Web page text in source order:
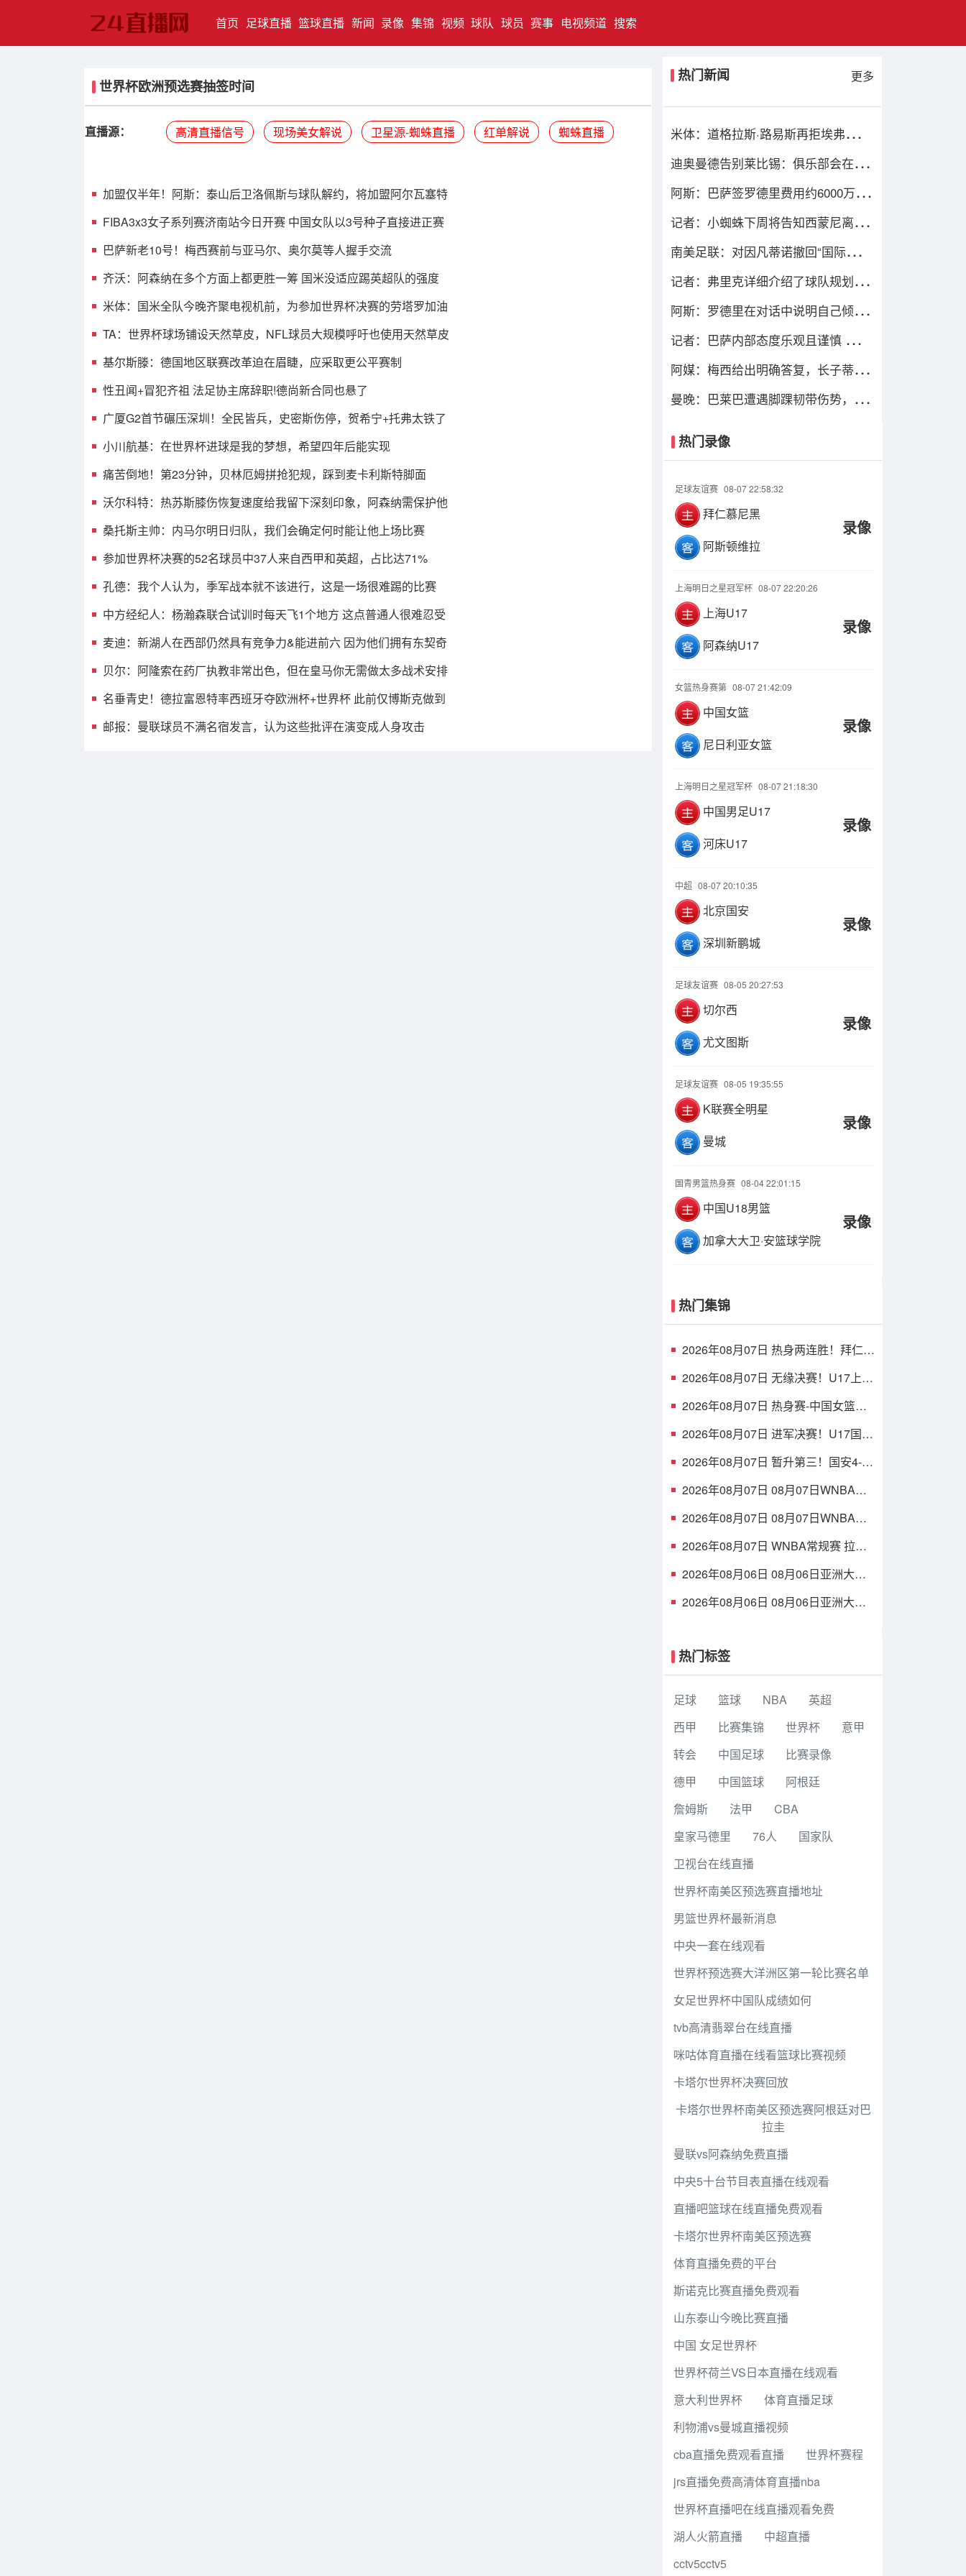
首页 (current)
足球直播 篮球直播 新闻 录像 集锦 视频 球队 球员 赛事 电视频道 搜索
世界杯欧洲预选赛抽签时间
直播源： 高清直播信号 现场美女解说 卫星源-蜘蛛直播 红单解说 蜘蛛直播
加盟仅半年！阿斯：泰山后卫洛佩斯与球队解约，将加盟阿尔瓦塞特
FIBA3x3女子系列赛济南站今日开赛 中国女队以3号种子直接进正赛
巴萨新老10号！梅西赛前与亚马尔、奥尔莫等人握手交流
齐沃：阿森纳在多个方面上都更胜一筹 国米没适应踢英超队的强度
米体：国米全队今晚齐聚电视机前，为参加世界杯决赛的劳塔罗加油
TA：世界杯球场铺设天然草皮，NFL球员大规模呼吁也使用天然草皮
基尔斯滕：德国地区联赛改革迫在眉睫，应采取更公平赛制
性丑闻+冒犯齐祖 法足协主席辞职!德尚新合同也悬了
广厦G2首节碾压深圳！全民皆兵，史密斯伤停，贺希宁+托弗太铁了
小川航基：在世界杯进球是我的梦想，希望四年后能实现
痛苦倒地！第23分钟，贝林厄姆拼抢犯规，踩到麦卡利斯特脚面
沃尔科特：热苏斯膝伤恢复速度给我留下深刻印象，阿森纳需保护他
桑托斯主帅：内马尔明日归队，我们会确定何时能让他上场比赛
参加世界杯决赛的52名球员中37人来自西甲和英超，占比达71%
孔德：我个人认为，季军战本就不该进行，这是一场很难踢的比赛
中方经纪人：杨瀚森联合试训时每天飞1个地方 这点普通人很难忍受
麦迪：新湖人在西部仍然具有竞争力&能进前六 因为他们拥有东契奇
贝尔：阿隆索在药厂执教非常出色，但在皇马你无需做太多战术安排
名垂青史！德拉富恩特率西班牙夺欧洲杯+世界杯 此前仅博斯克做到
邮报：曼联球员不满名宿发言，认为这些批评在演变成人身攻击
热门新闻 更多
米体：道格拉斯·路易斯再拒埃弗顿，
迪奥曼德告别莱比锡：俱乐部会在我
阿斯：巴萨签罗德里费用约6000万欧
记者：小蜘蛛下周将告知西蒙尼离队
南美足联：对因凡蒂诺撤回“国际足联
记者：弗里克详细介绍了球队规划，
阿斯：罗德里在对话中说明自己倾向
记者：巴萨内部态度乐观且谨慎 感觉
阿媒：梅西给出明确答复，长子蒂亚
曼晚：巴莱巴遭遇脚踝韧带伤势，曼
热门录像
足球友谊赛 08-07 22:58:32
拜仁慕尼黑
阿斯顿维拉
录像
上海明日之星冠军杯 08-07 22:20:26
上海U17
阿森纳U17
录像
女篮热身赛第 08-07 21:42:09
中国女篮
尼日利亚女篮
录像
上海明日之星冠军杯 08-07 21:18:30
中国男足U17
河床U17
录像
中超 08-07 20:10:35
北京国安
深圳新鹏城
录像
足球友谊赛 08-05 20:27:53
切尔西
尤文图斯
录像
足球友谊赛 08-05 19:35:55
K联赛全明星
曼城
录像
国青男篮热身赛 08-04 22:01:15
中国U18男篮
加拿大大卫·安篮球学院
录像
热门集锦
2026年08月07日 热身两连胜！拜仁2-
建功
2026年08月07日 无缘决赛！U17上海
王启戎扑点
2026年08月07日 热身赛-中国女篮险
2026年08月07日 进军决赛！U17国足
补两扑点
2026年08月07日 暂升第三！国安4-0
法比奥破门
2026年08月07日 08月07日WNBA常
集锦
2026年08月07日 08月07日WNBA常
猫 全场集锦
2026年08月07日 WNBA常规赛 拉斯
场集锦
2026年08月06日 08月06日亚洲大学
律宾大学 集锦
2026年08月06日 08月06日亚洲大学
热门标签
足球 篮球 NBA
英超
西甲
比赛集锦 世界杯
意甲
转会
中国足球
比赛录像
德甲
中国篮球
阿根廷
詹姆斯
法甲
CBA
皇家马德里
76人
国家队
卫视台在线直播
世界杯南美区预选赛直播地址
男篮世界杯最新消息
中央一套在线观看
世界杯预选赛大洋洲区第一轮比赛名单
女足世界杯中国队成绩如何
tvb高清翡翠台在线直播
咪咕体育直播在线看篮球比赛视频
卡塔尔世界杯决赛回放
卡塔尔世界杯南美区预选赛阿根廷对巴
拉圭
曼联vs阿森纳免费直播
中央5十台节目表直播在线观看
直播吧篮球在线直播免费观看
卡塔尔世界杯南美区预选赛
体育直播免费的平台
斯诺克比赛直播免费观看
山东泰山今晚比赛直播
中国 女足世界杯
世界杯荷兰VS日本直播在线观看
意大利世界杯
体育直播足球
利物浦vs曼城直播视频
cba直播免费观看直播
世界杯赛程
jrs直播免费高清体育直播nba
世界杯直播吧在线直播观看免费
湖人火箭直播
中超直播
cctv5cctv5